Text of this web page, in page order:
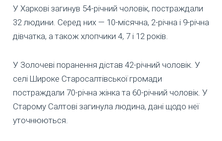
У Харкові загинув 54-річний чоловік, постраждали
32 людини. Серед них — 10-місячна, 2-річна і 9-річна
дівчатка, а також хлопчики 4, 7 і 12 років.
У Золочеві поранення дістав 42-річний чоловік. У
селі Широке Старосалтівської громади
постраждали 70-річна жінка та 60-річний чоловік. У
Старому Салтові загинула людина, дані щодо неї
уточнюються.